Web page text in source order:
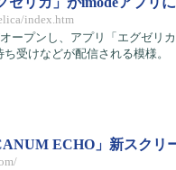
index.htm
ープンし、アプリ「エグゼリ
受けなどが配信される模様。
ECHO」新スクリ